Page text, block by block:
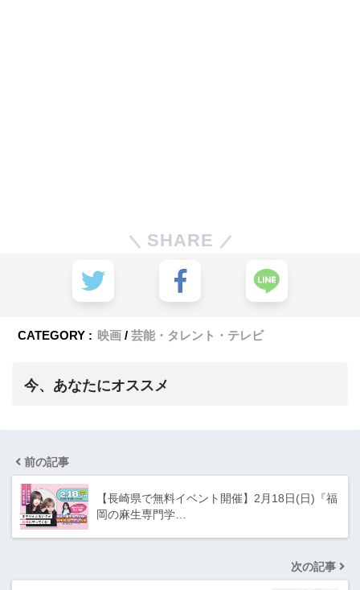
SHARE
CATEGORY : 映画 芸能・タレント・テレビ
今、あなたにオススメ
前の記事
【長崎県で無料イベント開催】2月18日(日)『福
岡の麻生専門学…
次の記事